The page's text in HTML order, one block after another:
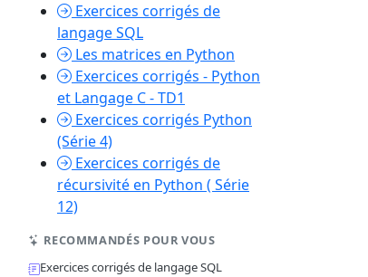
Exercices corrigés de
langage SQL
Les matrices en Python
Exercices corrigés - Python
et Langage C - TD1
Exercices corrigés Python
(Série 4)
Exercices corrigés de
récursivité en Python ( Série
12)
RECOMMANDÉS POUR VOUS
Exercices corrigés de langage SQL